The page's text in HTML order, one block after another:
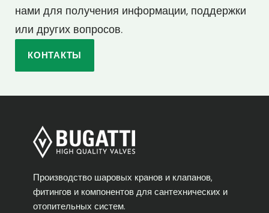
нами для получения информации, поддержки
или других вопросов.
КОНТАКТЫ
Производство шаровых кранов и клапанов,
фитингов и компонентов для сантехнических и
отопительных систем.